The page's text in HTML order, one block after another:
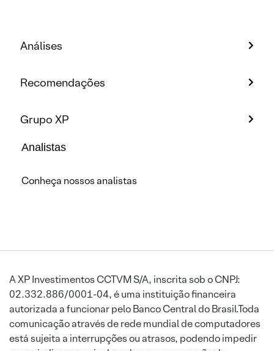
Análises
Recomendações
Grupo XP
Analistas
Conheça nossos analistas
A XP Investimentos CCTVM S/A, inscrita sob o CNPJ:
02.332.886/0001-04, é uma instituição financeira
autorizada a funcionar pelo Banco Central do Brasil.Toda
comunicação através de rede mundial de computadores
está sujeita a interrupções ou atrasos, podendo impedir